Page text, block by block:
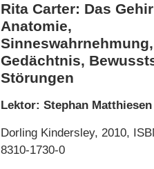
Rita Carter: Das
Anatomie,
Sinneswahrnehmung,
Gedächtnis,
Störungen
Lektor: Stephan Matthiesen
Dorling Kindersley, 2010,
8310-1730-0